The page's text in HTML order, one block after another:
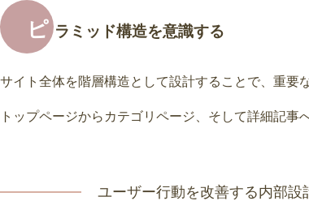
ピ ラミッド構造を意識する
サイト全体を階層構造として設計することで、重要
トップページからカテゴリページ、そして詳細記事
ユーザー行動を改善する内部設